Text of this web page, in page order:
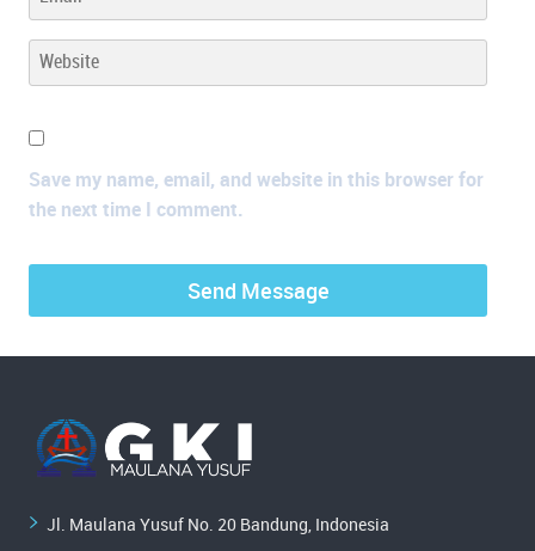
Save my name, email, and website in this browser for
the next time I comment.
Jl. Maulana Yusuf No. 20 Bandung, Indonesia